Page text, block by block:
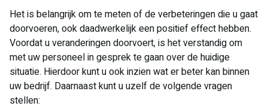
Het is belangrijk om te meten of de verbeteringen die u gaat
doorvoeren, ook daadwerkelijk een positief effect hebben.
Voordat u veranderingen doorvoert, is het verstandig om
met uw personeel in gesprek te gaan over de huidige
situatie. Hierdoor kunt u ook inzien wat er beter kan binnen
uw bedrijf. Daarnaast kunt u uzelf de volgende vragen
stellen: